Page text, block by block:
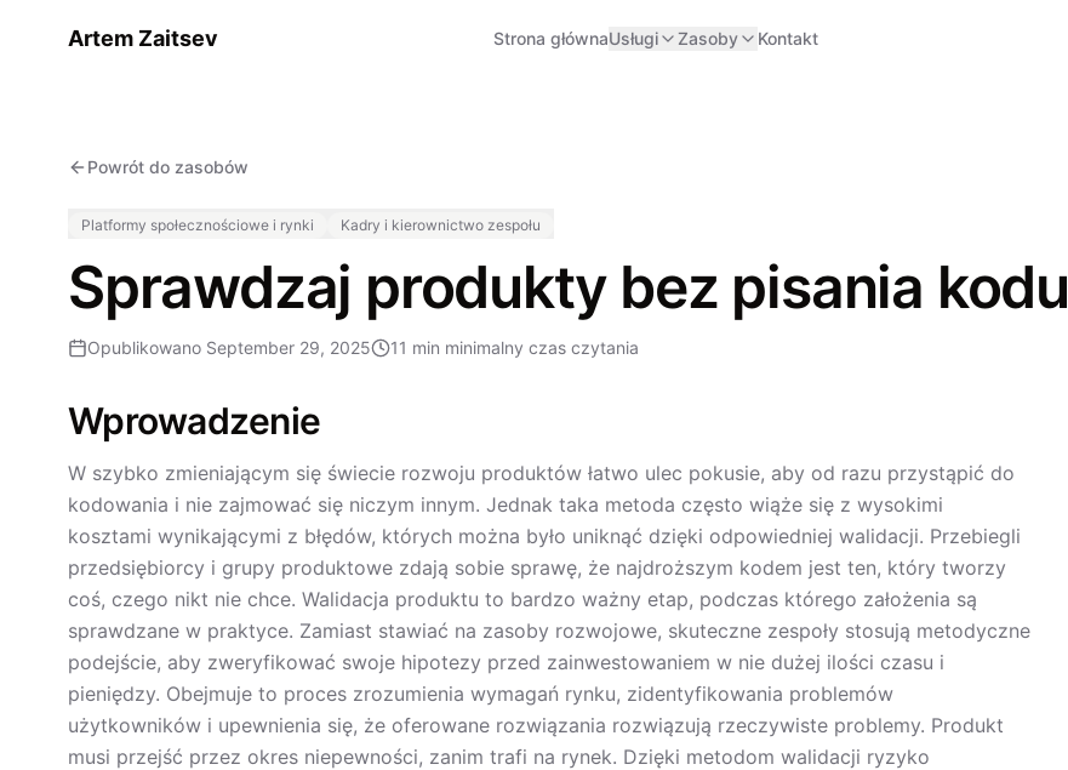
Artem Zaitsev Strona głównaUsługi Zasoby Kontakt
Powrót do zasobów
Platformy społecznościowe i rynki Kadry i kierownictwo zespołu
Sprawdzaj produkty bez pisania kodu
Opublikowano September 29, 2025 11 min minimalny czas czytania
Wprowadzenie
W szybko zmieniającym się świecie rozwoju produktów łatwo ulec pokusie, aby od razu przystąpić do
kodowania i nie zajmować się niczym innym. Jednak taka metoda często wiąże się z wysokimi
kosztami wynikającymi z błędów, których można było uniknąć dzięki odpowiedniej walidacji. Przebiegli
przedsiębiorcy i grupy produktowe zdają sobie sprawę, że najdroższym kodem jest ten, który tworzy
coś, czego nikt nie chce. Walidacja produktu to bardzo ważny etap, podczas którego założenia są
sprawdzane w praktyce. Zamiast stawiać na zasoby rozwojowe, skuteczne zespoły stosują metodyczne
podejście, aby zweryfikować swoje hipotezy przed zainwestowaniem w nie dużej ilości czasu i
pieniędzy. Obejmuje to proces zrozumienia wymagań rynku, zidentyfikowania problemów
użytkowników i upewnienia się, że oferowane rozwiązania rozwiązują rzeczywiste problemy. Produkt
musi przejść przez okres niepewności, zanim trafi na rynek. Dzięki metodom walidacji ryzyko